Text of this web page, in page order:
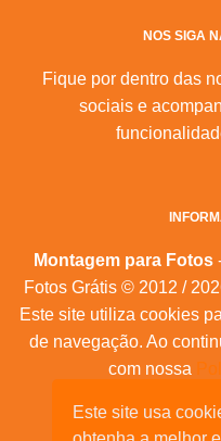
Este site usa
NOS SIGA
Fique por dentro das
sociais e
Montagem para Fotos
Fotos Grátis © 2012 /
Este site utiliza cookies
de navegação. Ao
com nossa
Mapa do Site |